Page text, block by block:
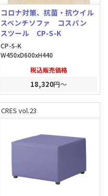
コロナ対策、抗菌・抗ウイル
スベンチソファ コスパン
スツール CP-S-K
CP-S-K
W450xD600xH440
税込販売価格
18,320円～
CRES vol.23